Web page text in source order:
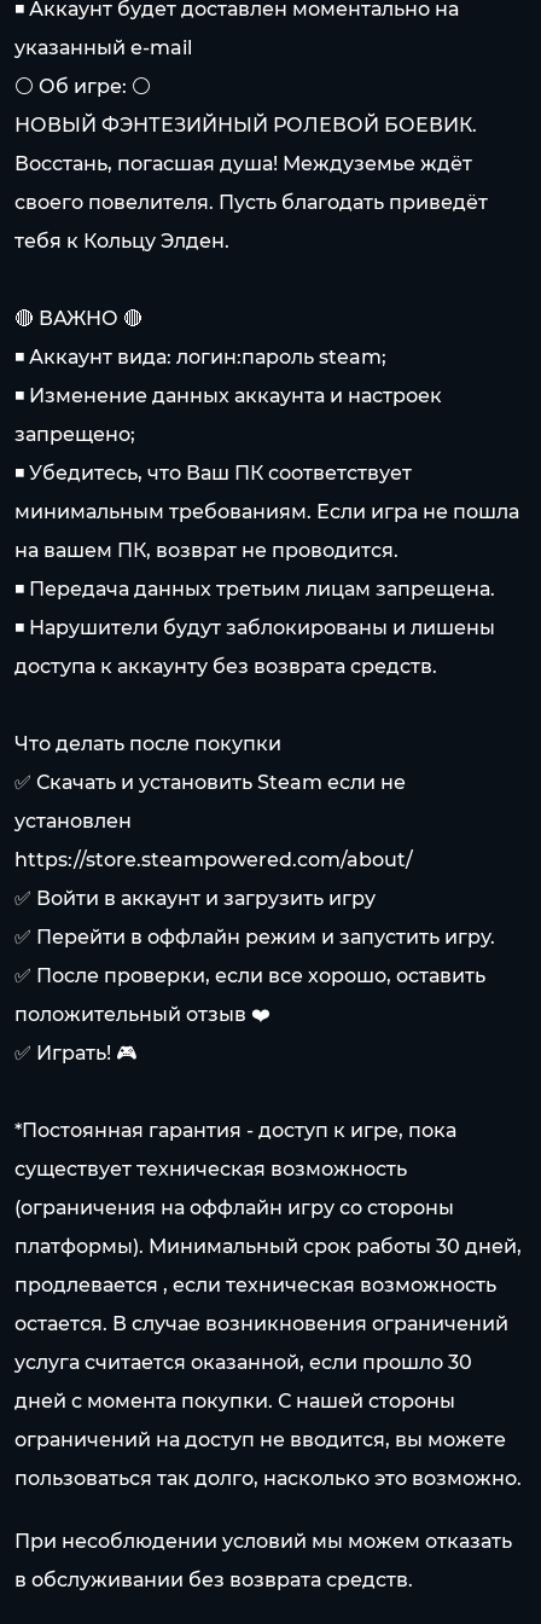
◾️ Аккаунт будет доставлен моментально на
указанный e-mail
⚪️ Об игре: ⚪️
НОВЫЙ ФЭНТЕЗИЙНЫЙ РОЛЕВОЙ БОЕВИК.
Восстань, погасшая душа! Междуземье ждёт
своего повелителя. Пусть благодать приведёт
тебя к Кольцу Элден.
🔴 ВАЖНО 🔴
◾️ Аккаунт вида: логин:пароль steam;
◾️ Изменение данных аккаунта и настроек
запрещено;
◾️ Убедитесь, что Ваш ПК соответствует
минимальным требованиям. Если игра не пошла
на вашем ПК, возврат не проводится.
◾️ Передача данных третьим лицам запрещена.
◾️ Нарушители будут заблокированы и лишены
доступа к аккаунту без возврата средств.
Что делать после покупки
✅ Скачать и установить Steam если не
установлен
https://store.steampowered.com/about/
✅ Войти в аккаунт и загрузить игру
✅ Перейти в оффлайн режим и запустить игру.
✅ После проверки, если все хорошо, оставить
положительный отзыв ❤️
✅ Играть! 🎮
*Постоянная гарантия - доступ к игре, пока
существует техническая возможность
(ограничения на оффлайн игру со стороны
платформы). Минимальный срок работы 30 дней,
продлевается , если техническая возможность
остается. В случае возникновения ограничений
услуга считается оказанной, если прошло 30
дней с момента покупки. С нашей стороны
ограничений на доступ не вводится, вы можете
пользоваться так долго, насколько это возможно.
При несоблюдении условий мы можем отказать
в обслуживании без возврата средств.